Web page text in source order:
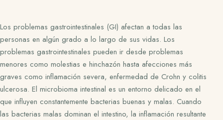
Los problemas gastrointestinales (GI) afectan a todas las
personas en algún grado a lo largo de sus vidas. Los
problemas gastrointestinales pueden ir desde problemas
menores como molestias e hinchazón hasta afecciones más
graves como inflamación severa, enfermedad de Crohn y colitis
ulcerosa. El microbioma intestinal es un entorno delicado en el
que influyen constantemente bacterias buenas y malas. Cuando
las bacterias malas dominan el intestino, la inflamación resultante